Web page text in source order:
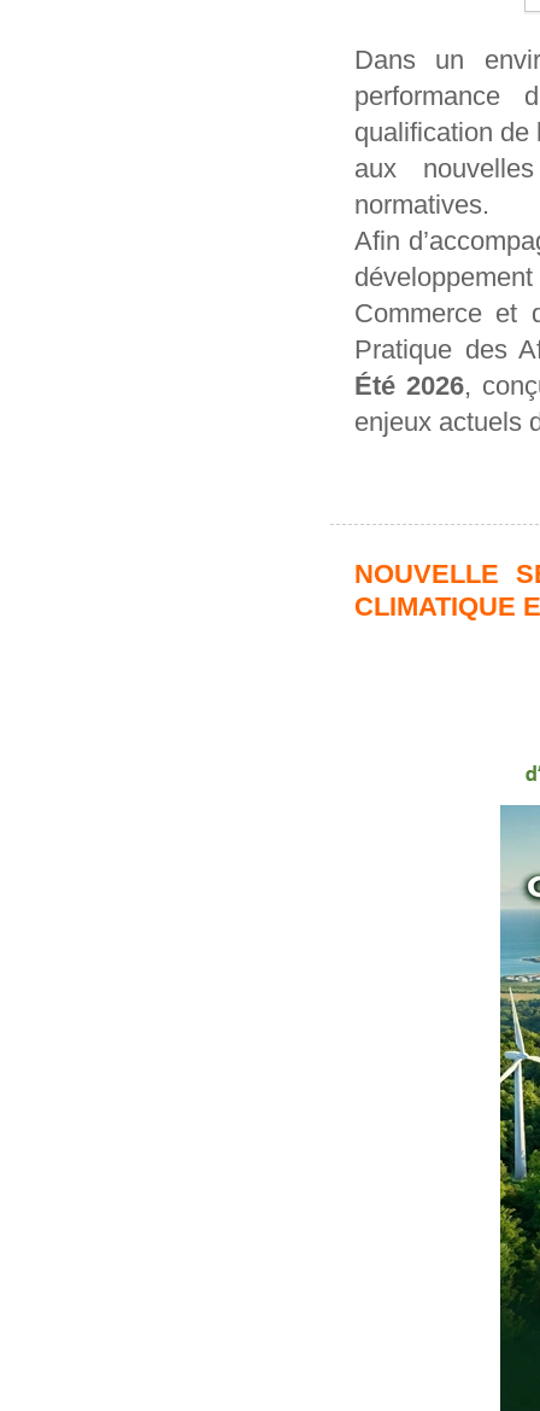
Dans un
qualification de
aux
normatives.
Afin
Commerce et
Pratique des
Été 2026,
enjeux actuels
NOUVELLE
CLIMATIQUE